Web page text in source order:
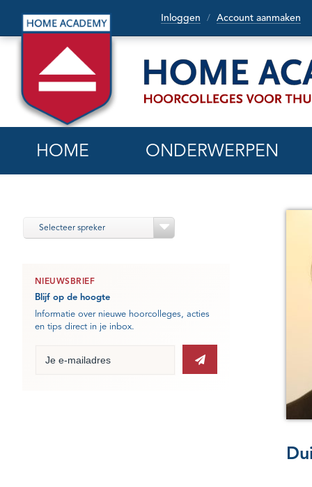
Inloggen / Account aanmaken
HOME ONDERWERPEN
Selecteer spreker
NIEUWSBRIEF
Blijf op de hoogte
Informatie over nieuwe hoorcolleges, acties
en tips direct in je inbox.